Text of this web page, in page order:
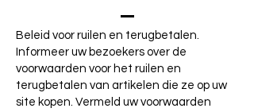
Beleid voor ruilen en terugbetalen.
Informeer uw bezoekers over de
voorwaarden voor het ruilen en
terugbetalen van artikelen die ze op uw
site kopen. Vermeld uw voorwaarden